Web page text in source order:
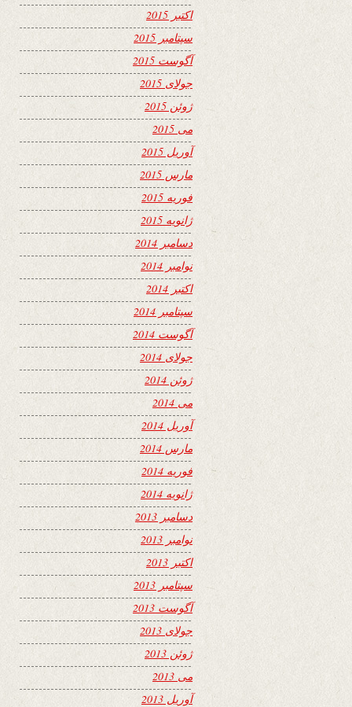
اکتبر 2015
سپتامبر 2015
آگوست 2015
جولای 2015
ژوئن 2015
می 2015
آوریل 2015
مارس 2015
فوریه 2015
ژانویه 2015
دسامبر 2014
نوامبر 2014
اکتبر 2014
سپتامبر 2014
آگوست 2014
جولای 2014
ژوئن 2014
می 2014
آوریل 2014
مارس 2014
فوریه 2014
ژانویه 2014
دسامبر 2013
نوامبر 2013
اکتبر 2013
سپتامبر 2013
آگوست 2013
جولای 2013
ژوئن 2013
می 2013
آوریل 2013